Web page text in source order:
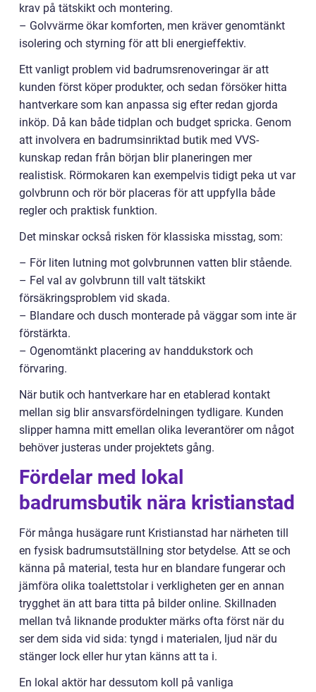
krav på tätskikt och montering.
– Golvvärme ökar komforten, men kräver genomtänkt
isolering och styrning för att bli energieffektiv.
Ett vanligt problem vid badrumsrenoveringar är att
kunden först köper produkter, och sedan försöker hitta
hantverkare som kan anpassa sig efter redan gjorda
inköp. Då kan både tidplan och budget spricka. Genom
att involvera en badrumsinriktad butik med VVS-
kunskap redan från början blir planeringen mer
realistisk. Rörmokaren kan exempelvis tidigt peka ut var
golvbrunn och rör bör placeras för att uppfylla både
regler och praktisk funktion.
Det minskar också risken för klassiska misstag, som:
– För liten lutning mot golvbrunnen vatten blir stående.
– Fel val av golvbrunn till valt tätskikt
försäkringsproblem vid skada.
– Blandare och dusch monterade på väggar som inte är
förstärkta.
– Ogenomtänkt placering av handdukstork och
förvaring.
När butik och hantverkare har en etablerad kontakt
mellan sig blir ansvarsfördelningen tydligare. Kunden
slipper hamna mitt emellan olika leverantörer om något
behöver justeras under projektets gång.
Fördelar med lokal
badrumsbutik nära kristianstad
För många husägare runt Kristianstad har närheten till
en fysisk badrumsutställning stor betydelse. Att se och
känna på material, testa hur en blandare fungerar och
jämföra olika toalettstolar i verkligheten ger en annan
trygghet än att bara titta på bilder online. Skillnaden
mellan två liknande produkter märks ofta först när du
ser dem sida vid sida: tyngd i materialen, ljud när du
stänger lock eller hur ytan känns att ta i.
En lokal aktör har dessutom koll på vanliga